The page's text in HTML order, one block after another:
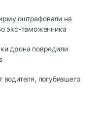
оштрафовали на
экс-таможенника
дрона повредили
водителя, погубившего